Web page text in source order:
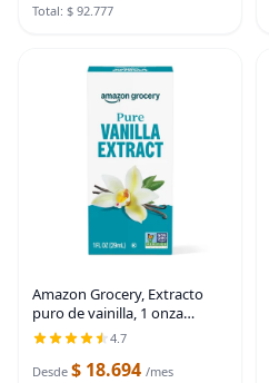
Total: $ 92.777
Amazon Grocery, Extracto
puro de vainilla, 1 onza
líquida (anteriormente
Happy Belly, el empaque
puede variar)
4.7
Desde $ 18.694 /mes